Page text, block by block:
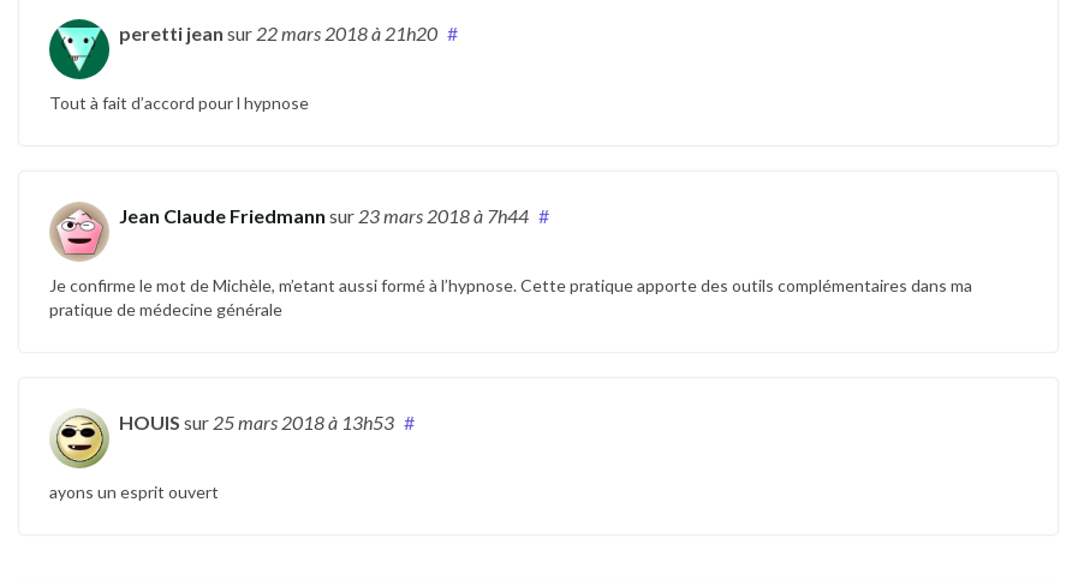
peretti jean sur 22 mars 2018à 21h20 #
Tout à fait d’accord pour l hypnose
Jean Claude Friedmann sur 23 mars 2018à 7h44 #
Je confirme le mot de Michèle, m’etant aussi formé à l’hypnose. Cette pratique apporte des outils complémentaires dans ma
pratique de médecine générale
HOUIS sur 25 mars 2018à 13h53 #
ayons un esprit ouvert